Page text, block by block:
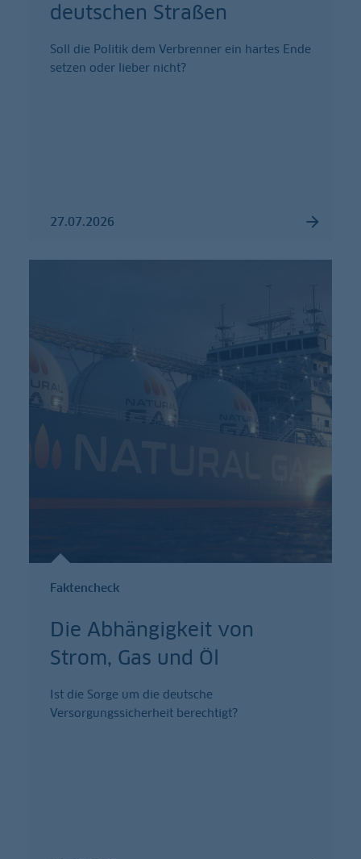
deutschen Straßen
Soll die Politik dem Verbrenner ein hartes Ende
setzen oder lieber nicht?
27.07.2026
Faktencheck
Die Abhängigkeit von
Strom, Gas und Öl
Ist die Sorge um die deutsche
Versorgungssicherheit berechtigt?